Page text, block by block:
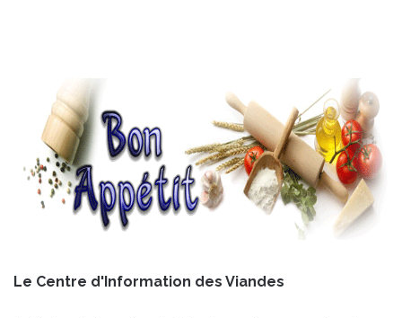
Le Centre d'Information des Viandes